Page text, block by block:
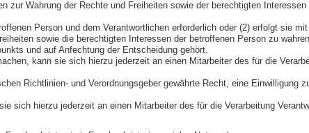
Wahrung der Rechte und Freiheiten sowie der berechtigten
Person und dem Verantwortlichen erforderlich oder (2) erfolgt sie
sowie die berechtigten Interessen der betroffenen Person zu
und auf Anfechtung der Entscheidung gehört.
kann sie sich hierzu jederzeit an einen Mitarbeiter des für die
Richtlinien- und Verordnungsgeber gewährte Recht, eine Einwilligung
sich hierzu jederzeit an einen Mitarbeiter des für die Verarbeitung